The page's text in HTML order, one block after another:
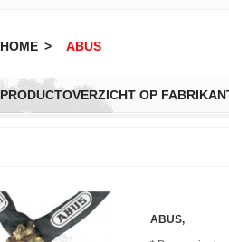
HOME > ABUS
PRODUCTOVERZICHT OP
ABUS,